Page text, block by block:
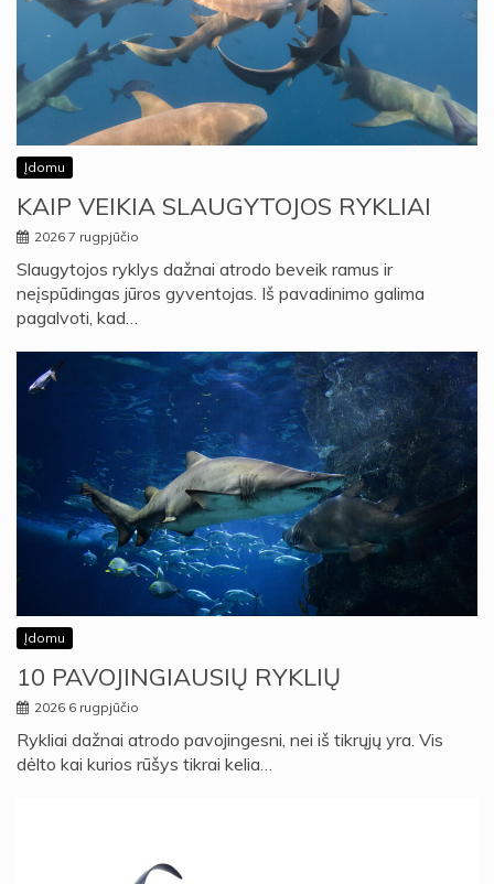
Įdomu
KAIP VEIKIA SLAUGYTOJOS RYKLIAI
2026 7 rugpjūčio
Slaugytojos ryklys dažnai atrodo beveik ramus ir
neįspūdingas jūros gyventojas. Iš pavadinimo galima
pagalvoti, kad…
Įdomu
10 PAVOJINGIAUSIŲ RYKLIŲ
2026 6 rugpjūčio
Rykliai dažnai atrodo pavojingesni, nei iš tikrųjų yra. Vis
dėlto kai kurios rūšys tikrai kelia…